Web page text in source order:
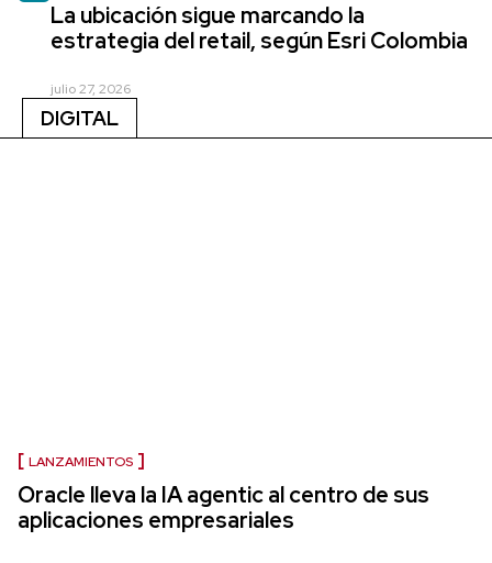
La ubicación sigue marcando la
estrategia del retail, según Esri Colombia
julio 27, 2026
DIGITAL
LANZAMIENTOS
Oracle lleva la IA agentic al centro de sus
aplicaciones empresariales